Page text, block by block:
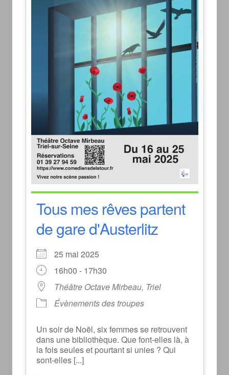
Tous mes rêves partent
de gare d'Austerlitz
25 mai 2025
16h00 - 17h30
Théâtre Octave Mirbeau, Triel
Évènements des troupes
Un soir de Noël, six femmes se retrouvent
dans une bibliothèque. Que font-elles là, à
la fois seules et pourtant si unies ? Qui
sont-elles [...]